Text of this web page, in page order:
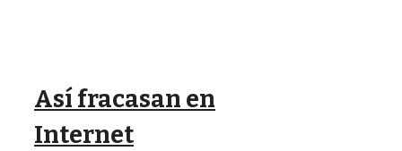
Así fracasan en
Internet